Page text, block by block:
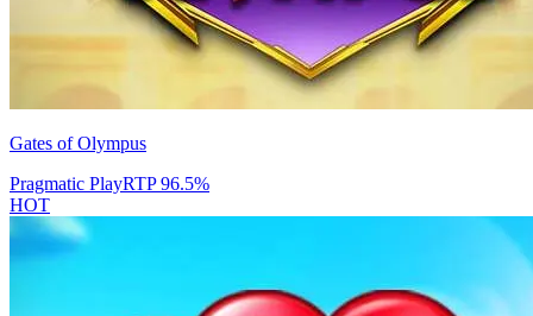
Gates of Olympus
Pragmatic PlayRTP96.5%
HOT